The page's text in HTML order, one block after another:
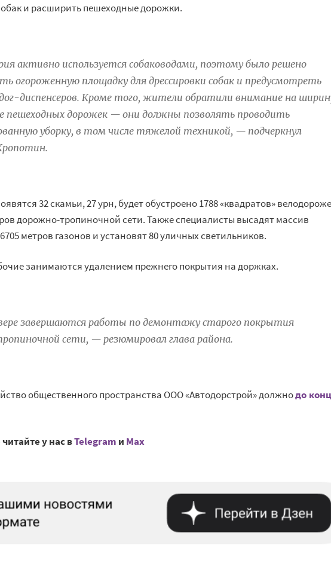
и расширить пешеходные дорожки.
активно используется собаководами, поэтому было решено
огороженную площадку для дрессировки собак и предусмотреть
диспенсеров. Кроме того, жители обратили внимание на
пешеходных дорожек — они должны позволять проводить
уборку, в том числе тяжелой техникой, — подчеркнул
32 скамьи, 27 урн, будет обустроено 1788 «квадратов»
дорожно-тропиночной сети. Также специалисты высадят массив
метров газонов и установят 80 уличных светильников.
занимаются удалением прежнего покрытия на доржках.
завершаются работы по демонтажу старого покрытия
сети, — резюмировал глава района.
общественного пространства ООО «Автодорстрой» должнодо
у нас вTelegram и Mах